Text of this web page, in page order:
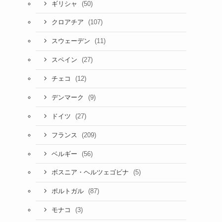
ギリシャ (50)
クロアチア (107)
スウェーデン (11)
スペイン (27)
チェコ (12)
デンマーク (9)
ドイツ (27)
フランス (209)
ベルギー (56)
ボスニア・ヘルツェゴビナ (5)
ポルトガル (87)
モナコ (3)